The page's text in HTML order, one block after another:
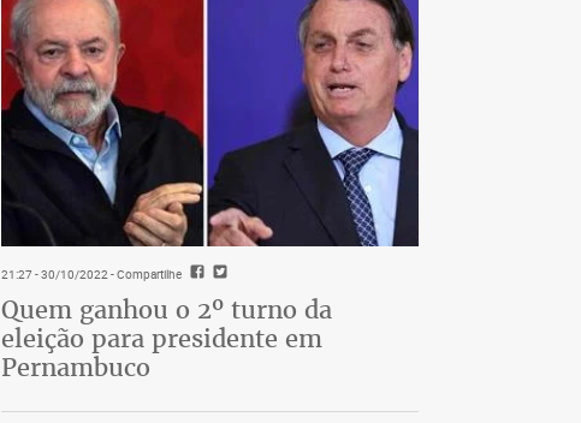
21:27 - 30/10/2022- Compartilhe
Quem ganhou o 2º turno da
eleição para presidente em
Pernambuco